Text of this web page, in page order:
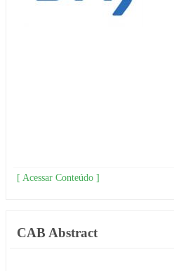
[ Acessar Conteúdo ]
CAB Abstract